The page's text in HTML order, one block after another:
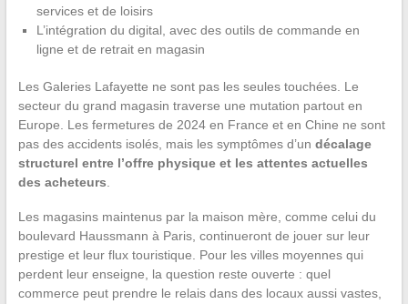
services et de loisirs
L’intégration du digital, avec des outils de commande en
ligne et de retrait en magasin
Les Galeries Lafayette ne sont pas les seules touchées. Le
secteur du grand magasin traverse une mutation partout en
Europe. Les fermetures de 2024 en France et en Chine ne sont
pas des accidents isolés, mais les symptômes d’un décalage
structurel entre l’offre physique et les attentes actuelles
des acheteurs.
Les magasins maintenus par la maison mère, comme celui du
boulevard Haussmann à Paris, continueront de jouer sur leur
prestige et leur flux touristique. Pour les villes moyennes qui
perdent leur enseigne, la question reste ouverte : quel
commerce peut prendre le relais dans des locaux aussi vastes,